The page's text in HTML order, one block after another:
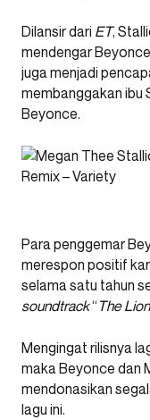
Dilansir dari ET,
mendengar
juga menjadi
membanggakan ibu
Beyonce.
Para penggemar
merespon positif
selama satu tahun
soundtrack“ The
Mengingat rilisnya
maka Beyonce dan
mendonasikan
lagu ini.